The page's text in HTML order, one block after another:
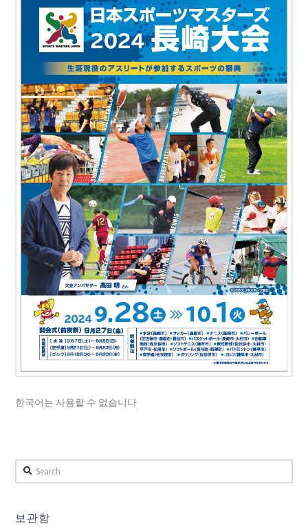
한국어는 사용할 수 없습니다
Search
보관함